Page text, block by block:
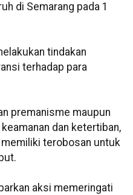
di Semarang pada 1
tindakan
terhadap para
premanisme maupun
dan ketertiban,
terobosan untuk
aksi memeringati